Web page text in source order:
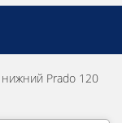
Prado 120